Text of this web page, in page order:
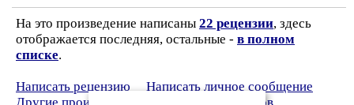
На это произведение написаны 22 рецензии, здесь
отображается последняя, остальные - в полном
списке.
Написать рецензию
Написать личное сообщение